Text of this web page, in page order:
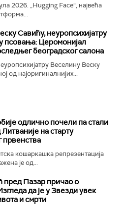
2026. „Hugging Face“, највећа
Савићу, неуропсихијатру
псовања: Церомонијал
београдског салона
Веселину Веску
од најоригиналнијих...
одлично почели па стали
на старту
првенства
кошаркашка репрезентација
је од...
пред Пазар причао о
да је у Звезди увек
и смрти